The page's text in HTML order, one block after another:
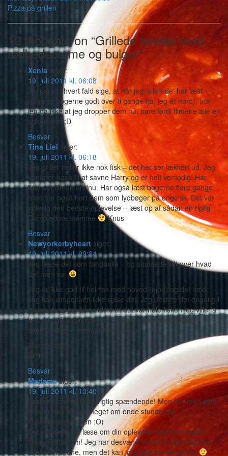
Pizza på grillen
19 thoughts on “Grillede foreller med
rødbedecreme og bulgur”
Xenia siger:
19. juli 2011 kl. 06:08
Ja, jeg vil i hvert fald sige, at når jeg 'allerede' har læst
nogle af bøgerne godt over ti gange (ja, jeg er nørd), tror
jeg da ikke at jeg dropper dem nu, bare fordi filmene alle er
udkommet ;D
Besvar
Tina Liel siger:
19. juli 2011 kl. 06:18
Jeg griller heller ikke nok fisk – det her ser lækkert ud. Jeg
kommer også til at savne Harry og er helt vemodig. Har
ikke set filmen endnu. Har også læst bøgerne flere gange
men har også hørt dem som lydbøger på engelsk. Det var
virkelig den bedste oplevelse – læst op af sådan en rigtig
Dumbledore stemme
Knus
Besvar
Newyorkerbyheart siger:
19. juli 2011 kl. 09:24
Jeg læste det som tangoolie – og studsede lidt over hvad
det mon var
Jeg er ikke god til hel fisk med hoved (øjne) og det hele.
Jeg kan simpelthen ikke spise det. Jeg bestilte det engang i
Italien, hvor jeg ikke vidste at det var hele fisken jeg ville få
ind. Jeg gik totalt i baglås og spiste ikke noget af det
overhovedet – men godt ser det ud…..
Mange hilsner
Birthe
Besvar
Madame siger:
19. juli 2011 kl. 10:40
Rødbedecreme lyder rigtig spændende! Men fisk med øjne
minder mig lidt for meget om onde stunder på
husholdningsskolen :O)
Det var dejligt at læse om din oplevelse med den sidste
Harry Potter-film! Jeg har desvære hverken læst bøgerne
eller set filmene, men det kan jo heldigvis nås endnu